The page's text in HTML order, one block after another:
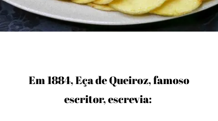
Em 1884, Eça de Queiroz, famoso
escritor, escrevia: